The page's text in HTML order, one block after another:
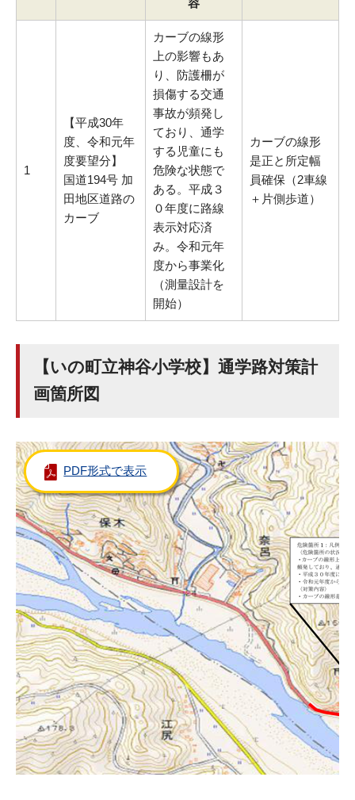
1
【平成30年
度、令和元年
度要望分】
国道194号 加
田地区道路の
カーブ
カーブの線形
上の影響もあ
り、防護柵が
損傷する交通
事故が頻発し
ており、通学
する児童にも
危険な状態で
ある。平成３
０年度に路線
表示対応済
み。令和元年
度から事業化
（測量設計を
開始）
カーブの線形
是正と所定幅
員確保（2車線
＋片側歩道）
【いの町立神谷小学校】通学路対策計
画箇所図
PDF形式で表示